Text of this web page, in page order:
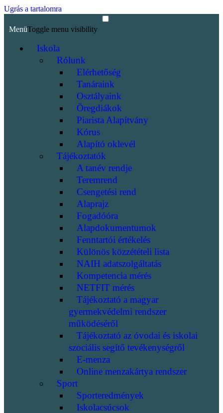
Ugrás a tartalomra
MenüToggle menu visibility
Iskola
Rólunk
Elérhetőség
Tanáraink
Osztályaink
Öregdiákok
Piarista Alapítvány
Kórus
Alapító oklevél
Tájékoztatók
A tanév rendje
Teremrend
Csengetési rend
Alaprajz
Fogadóóra
Alapdokumentumok
Fenntartói értékelés
Különös közzétételi lista
NAIH adatszolgáltatás
Kompetencia mérés
NETFIT mérés
Tájékoztató a magyar
gyermekvédelmi rendszer
működéséről
Tájékoztató az óvodai és iskolai
szociális segítő tevékenységről
E-menza
Online menzakártya rendszer
Sport
Sporteredmények
Iskolacsúcsok